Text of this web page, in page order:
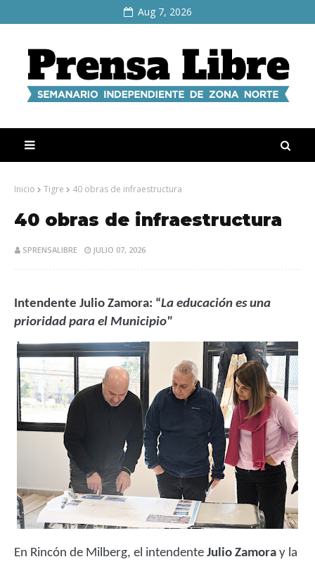
Aug 7, 2026
Inicio Tigre 40 obras de infraestructura
40 obras de infraestructura
SPRENSALIBRE JULIO 07, 2026
Intendente Julio Zamora: “La educación es una
prioridad para el Municipio"
En Rincón de Milberg, el intendente Julio Zamora y la